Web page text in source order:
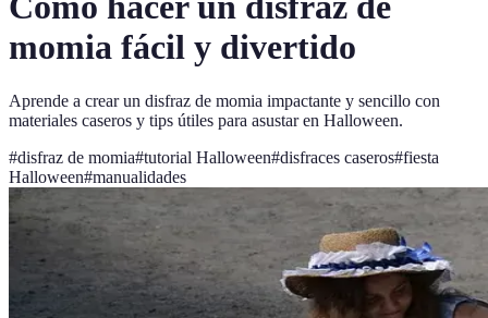
momia fácil y divertido
Aprende a crear un disfraz de momia impactante y sencillo con
materiales caseros y tips útiles para asustar en Halloween.
#disfraz de momia#tutorial Halloween#disfraces caseros#fiesta
Halloween#manualidades